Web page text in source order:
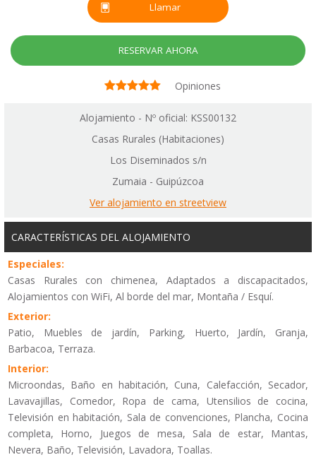
Llamar
RESERVAR AHORA
Opiniones
Alojamiento - Nº oficial: KSS00132
Casas Rurales (Habitaciones)
Los Diseminados s/n
Zumaia - Guipúzcoa
Ver alojamiento en streetview
CARACTERÍSTICAS DEL ALOJAMIENTO
Especiales:
Casas Rurales con chimenea, Adaptados a discapacitados,
Alojamientos con WiFi, Al borde del mar, Montaña / Esquí.
Exterior:
Patio, Muebles de jardín, Parking, Huerto, Jardín, Granja,
Barbacoa, Terraza.
Interior:
Microondas, Baño en habitación, Cuna, Calefacción, Secador,
Lavavajillas, Comedor, Ropa de cama, Utensilios de cocina,
Televisión en habitación, Sala de convenciones, Plancha, Cocina
completa, Horno, Juegos de mesa, Sala de estar, Mantas,
Nevera, Baño, Televisión, Lavadora, Toallas.